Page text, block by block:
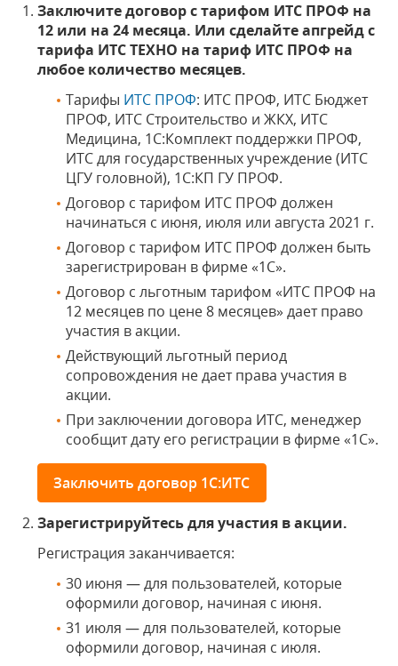
Заключите договор с тарифом ИТС ПРОФ на
12 или на 24 месяца. Или сделайте апгрейд с
тарифа ИТС ТЕХНО на тариф ИТС ПРОФ на
любое количество месяцев.
Тарифы ИТС ПРОФ: ИТС ПРОФ, ИТС Бюджет
ПРОФ, ИТС Строительство и ЖКХ, ИТС
Медицина, 1С:Комплект поддержки ПРОФ,
ИТС для государственных учреждение (ИТС
ЦГУ головной), 1С:КП ГУ ПРОФ.
Договор с тарифом ИТС ПРОФ должен
начинаться с июня, июля или августа 2021 г.
Договор с тарифом ИТС ПРОФ должен быть
зарегистрирован в фирме «1С».
Договор с льготным тарифом «ИТС ПРОФ на
12 месяцев по цене 8 месяцев» дает право
участия в акции.
Действующий льготный период
сопровождения не дает права участия в
акции.
При заключении договора ИТС, менеджер
сообщит дату его регистрации в фирме «1С».
Заключить договор 1С:ИТС
Зарегистрируйтесь для участия в акции.
Регистрация заканчивается:
30 июня — для пользователей, которые
оформили договор, начиная с июня.
31 июля — для пользователей, которые
оформили договор, начиная с июля.